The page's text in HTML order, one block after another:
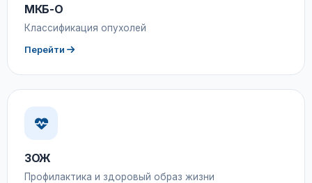
МКБ-О
Классификация опухолей
Перейти
ЗОЖ
Профилактика и здоровый образ жизни